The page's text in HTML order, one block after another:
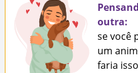
outra:
se você
um
faria